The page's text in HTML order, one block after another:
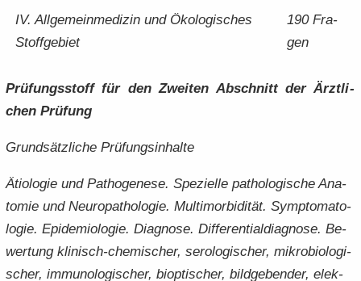
IV. All­ge­mein­me­di­zin und Öko­lo­gi­sches
Stoff­ge­biet
190 Fra­
gen
Prü­fungs­stoff für den Zwei­ten Ab­schnitt der Ärzt­li­
chen Prü­fung
Grund­sätz­li­che Prü­fungs­in­hal­te
Ätio­lo­gie und Pa­tho­ge­nese. Spe­zi­el­le pa­tho­lo­gi­sche Ana­
to­mie und Neu­ro­pa­tho­lo­gie. Mul­ti­mor­bi­di­tät. Sym­pto­ma­to­
lo­gie. Epi­de­mio­lo­gie. Dia­gno­se. Dif­fe­ren­ti­al­dia­gno­se. Be­
wer­tung klinisch-​chemischer, se­ro­lo­gi­scher, mi­kro­bio­lo­gi­
scher, im­mu­no­lo­gi­scher, bi­op­ti­scher, bild­ge­ben­der, elek­